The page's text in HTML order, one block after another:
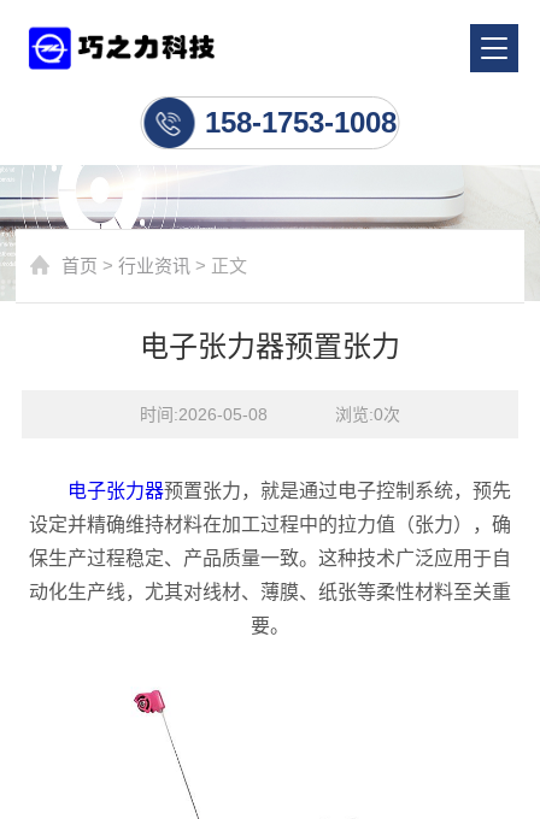
158-1753-1008
首页 >行业资讯 > 正文
电子张力器预置张力
时间:2026-05-08    浏览:0次
电子张力器预置张力，就是通过电子控制系统，预先
设定并精确维持材料在加工过程中的拉力值（张力），确
保生产过程稳定、产品质量一致。这种技术广泛应用于自
动化生产线，尤其对线材、薄膜、纸张等柔性材料至关重
要。